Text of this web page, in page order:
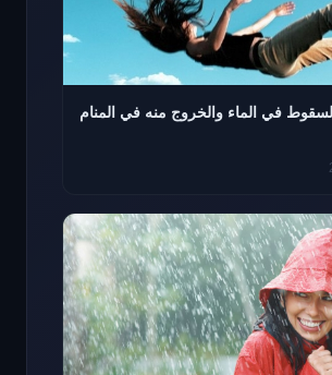
في الماء والخروج منه في المنام